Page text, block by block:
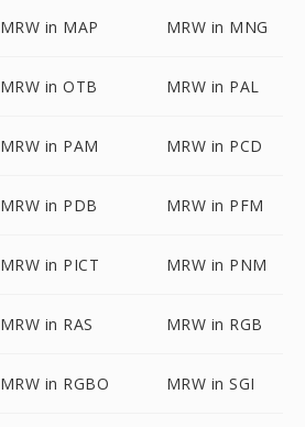
MRW in MAP MRW in MNG
MRW in OTB MRW in PAL
MRW in PAM MRW in PCD
MRW in PDB MRW in PFM
MRW in PICT MRW in PNM
MRW in RAS MRW in RGB
MRW in RGBO MRW in SGI